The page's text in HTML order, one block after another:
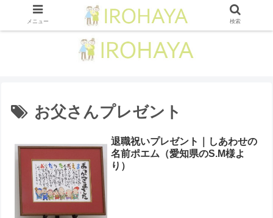
お父さんプレゼント
退職祝いプレゼント｜しあわせの
名前ポエム（愛知県のS.M様よ
り ）
メニュー 検索